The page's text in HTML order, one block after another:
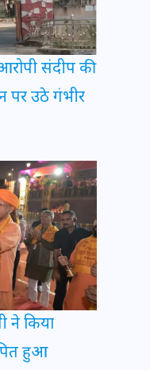
संदीप की
पर उठे गंभीर
ने किया
हुआ